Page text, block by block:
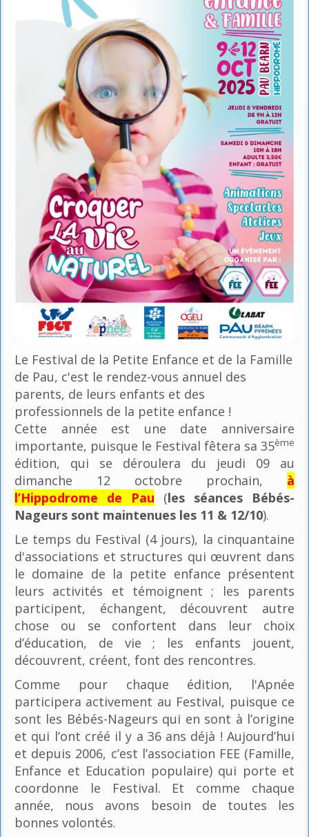
Le Festival de la Petite Enfance et de la Famille
de Pau, c'est le rendez-vous annuel des
parents, de leurs enfants et des
professionnels de la petite enfance !
Cette année est une date anniversaire
importante, puisque le Festival fêtera sa 35ème
édition, qui se déroulera du jeudi 09 au
dimanche 12 octobre prochain, à
l’Hippodrome de Pau (les séances Bébés-
Nageurs sont maintenues les 11 & 12/10).
Le temps du Festival (4 jours), la cinquantaine
d'associations et structures qui œuvrent dans
le domaine de la petite enfance présentent
leurs activités et témoignent ; les parents
participent, échangent, découvrent autre
chose ou se confortent dans leur choix
d’éducation, de vie ; les enfants jouent,
découvrent, créent, font des rencontres.
Comme pour chaque édition, l'Apnée
participera activement au Festival, puisque ce
sont les Bébés-Nageurs qui en sont à l’origine
et qui l’ont créé il y a 36 ans déjà ! Aujourd’hui
et depuis 2006, c’est l’association FEE (Famille,
Enfance et Education populaire) qui porte et
coordonne le Festival. Et comme chaque
année, nous avons besoin de toutes les
bonnes volontés.